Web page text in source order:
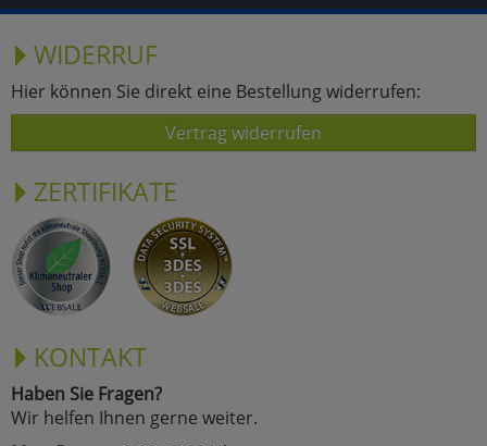
WIDERRUF
Hier können Sie direkt eine Bestellung widerrufen:
Vertrag widerrufen
ZERTIFIKATE
KONTAKT
Haben Sie Fragen?
Wir helfen Ihnen gerne weiter.